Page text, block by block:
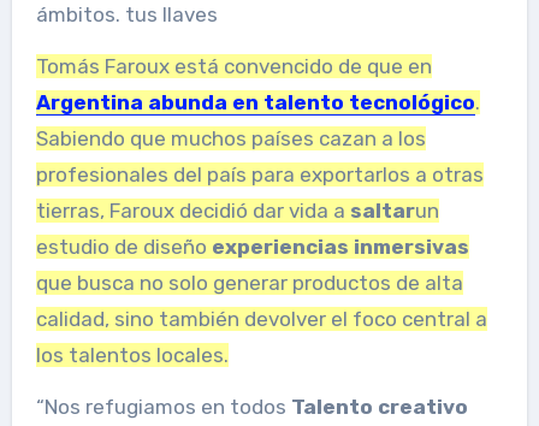
ámbitos. tus llaves
Tomás Faroux está convencido de que en
Argentina abunda en talento tecnológico.
Sabiendo que muchos países cazan a los
profesionales del país para exportarlos a otras
tierras, Faroux decidió dar vida a saltarun
estudio de diseño experiencias inmersivas
que busca no solo generar productos de alta
calidad, sino también devolver el foco central a
los talentos locales.
“Nos refugiamos en todos Talento creativo